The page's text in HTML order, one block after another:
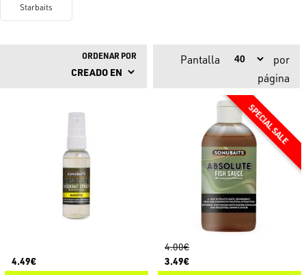
Starbaits
ORDENAR POR Pantalla
por
página
4.49€
4.00€
3.49€